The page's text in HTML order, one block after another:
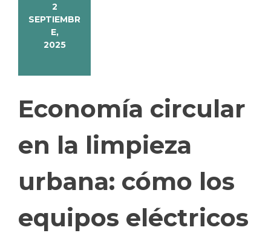
2
SEPTIEMBR
E,
2025
Economía circular
en la limpieza
urbana: cómo los
equipos eléctricos